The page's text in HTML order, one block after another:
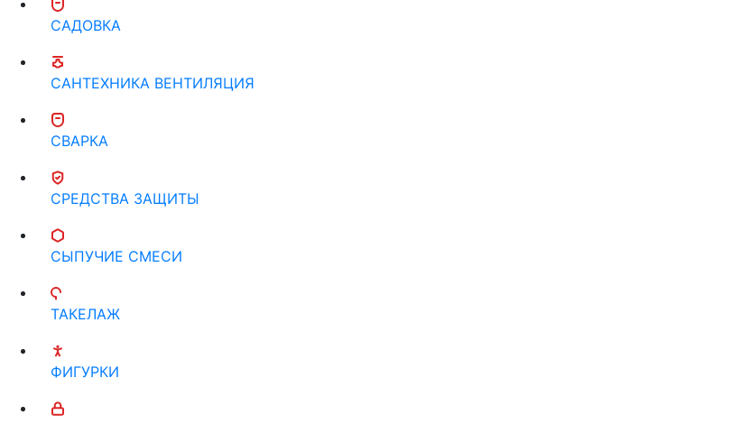
САДОВКА
САНТЕХНИКА ВЕНТИЛЯЦИЯ
СВАРКА
СРЕДСТВА ЗАЩИТЫ
СЫПУЧИЕ СМЕСИ
ТАКЕЛАЖ
ФИГУРКИ